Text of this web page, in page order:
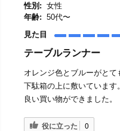
性別: 女性
年齢: 50代〜
見た目
テーブルランナー
オレンジ色とブルーがとて
下駄箱の上に敷いています
良い買い物ができました。
役に立った 0